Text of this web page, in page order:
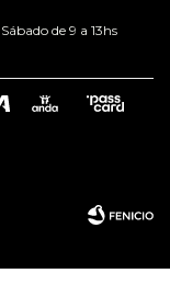
de 9 a 13hs